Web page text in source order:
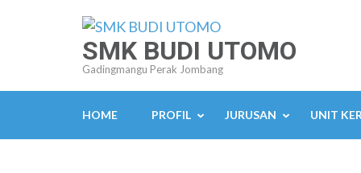
Enter)
SMK BUDI UTOMO
Gadingmangu Perak Jombang
HOME PROFIL JURUSAN UNIT